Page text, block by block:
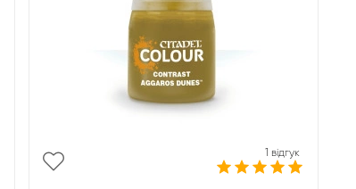
1 відгук